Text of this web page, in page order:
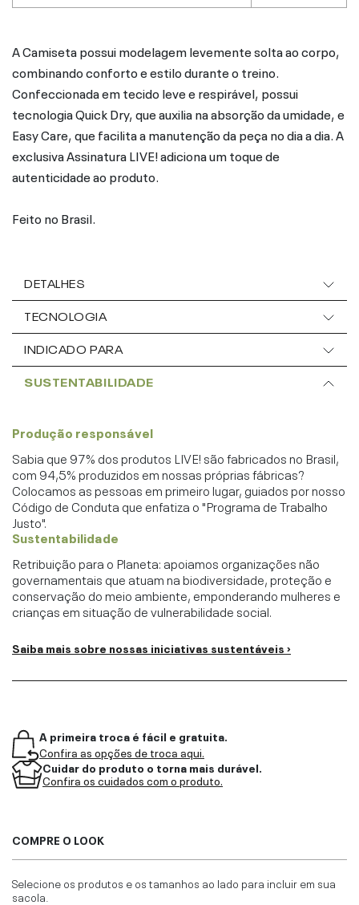
A Camiseta possui modelagem levemente solta ao corpo,
combinando conforto e estilo durante o treino.
Confeccionada em tecido leve e respirável, possui
tecnologia Quick Dry, que auxilia na absorção da umidade, e
Easy Care, que facilita a manutenção da peça no dia a dia. A
exclusiva Assinatura LIVE! adiciona um toque de
autenticidade ao produto.
Feito no Brasil.
DETALHES
TECNOLOGIA
INDICADO PARA
SUSTENTABILIDADE
Produção responsável
Sabia que 97% dos produtos LIVE! são fabricados no Brasil,
com 94,5% produzidos em nossas próprias fábricas?
Colocamos as pessoas em primeiro lugar, guiados por nosso
Código de Conduta que enfatiza o "Programa de Trabalho
Justo".
Sustentabilidade
Retribuição para o Planeta: apoiamos organizações não
governamentais que atuam na biodiversidade, proteção e
conservação do meio ambiente, emponderando mulheres e
crianças em situação de vulnerabilidade social.
Saiba mais sobre nossas iniciativas sustentáveis ›
A primeira troca é fácil e gratuita.
Confira as opções de troca aqui.
Cuidar do produto o torna mais durável.
Confira os cuidados com o produto.
COMPRE O LOOK
Selecione os produtos e os tamanhos ao lado para incluir em sua
sacola.